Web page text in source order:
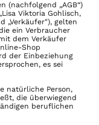
(nachfolgend „AGB“)
Viktoria Gohlisch,
„Verkäufer"), gelten
ein Verbraucher
dem Verkäufer
Shop
der Einbeziehung
es sei
natürliche Person,
die überwiegend
beruflichen